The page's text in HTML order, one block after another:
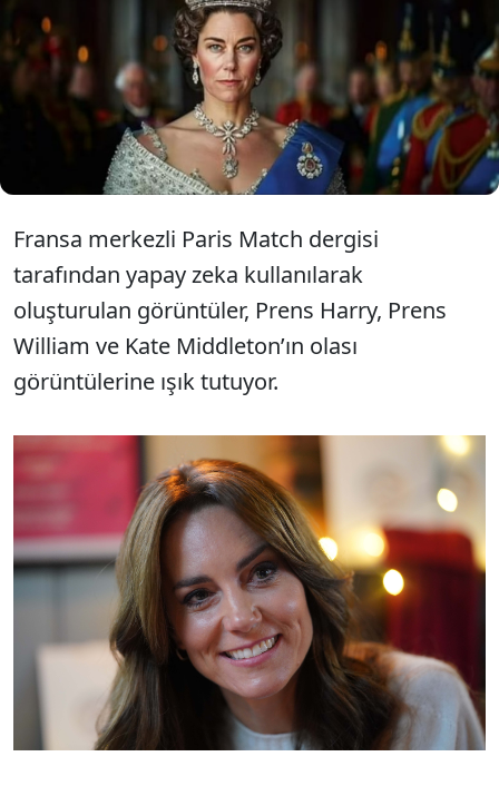
Yapay zeka tarafından oluşturulan ilgi
çekici görüntüler, İngiliz Kraliyet Ailesi’nin
bundan otuz yıl sonra nasıl
görünebileceğini ortaya koydu.
Fransa merkezli Paris Match dergisi
tarafından yapay zeka kullanılarak
oluşturulan görüntüler, Prens Harry, Prens
William ve Kate Middleton’ın olası
görüntülerine ışık tutuyor.